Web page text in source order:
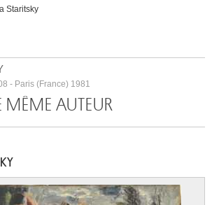
Staritsky
- Paris (France) 1981
MÊME AUTEUR